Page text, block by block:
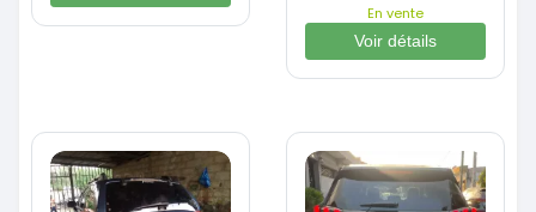
En vente
Voir détails